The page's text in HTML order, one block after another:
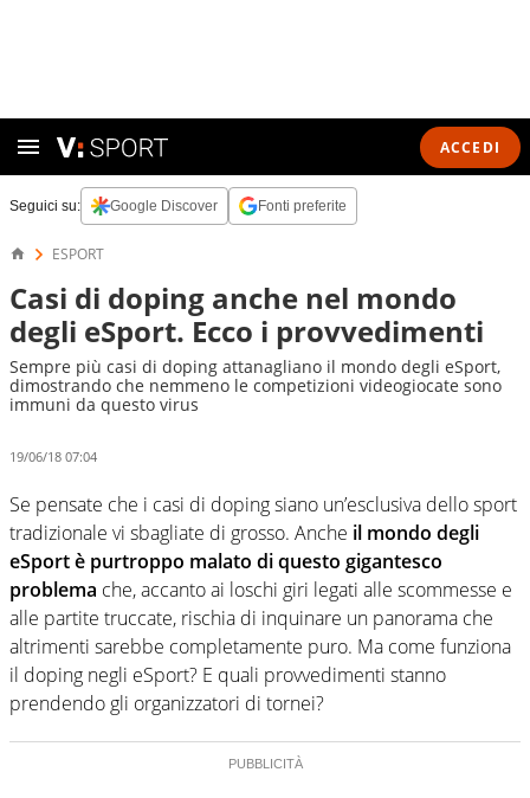
ACCEDI
Seguici su: Google Discover Fonti preferite
ESPORT
Casi di doping anche nel mondo
degli eSport. Ecco i provvedimenti
Sempre più casi di doping attanagliano il mondo degli eSport,
dimostrando che nemmeno le competizioni videogiocate sono
immuni da questo virus
19/06/18 07:04
Se pensate che i casi di doping siano un’esclusiva dello sport
tradizionale vi sbagliate di grosso. Anche il mondo degli
eSport è purtroppo malato di questo gigantesco
problema che, accanto ai loschi giri legati alle scommesse e
alle partite truccate, rischia di inquinare un panorama che
altrimenti sarebbe completamente puro. Ma come funziona
il doping negli eSport? E quali provvedimenti stanno
prendendo gli organizzatori di tornei?